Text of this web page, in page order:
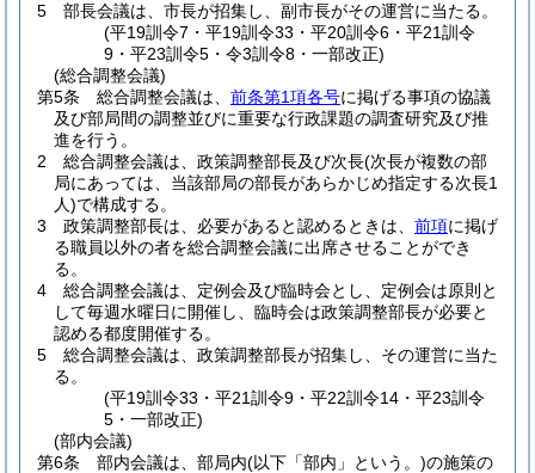
5
部長会議は、市長が招集し、副市長がその運営に当たる。
(平19訓令7・平19訓令33・平20訓令6・平21訓令
9・平23訓令5・令3訓令8・一部改正)
(総合調整会議)
第5条
総合調整会議は、 前条第1項各号に掲げる事項の協議
及び部局間の調整並びに重要な行政課題の調査研究及び推
進を行う。
2
総合調整会議は、政策調整部長及び次長(次長が複数の部
局にあっては、当該部局の部長があらかじめ指定する次長1
人)で構成する。
3
政策調整部長は、必要があると認めるときは、 前項に掲げ
る職員以外の者を総合調整会議に出席させることができ
る。
4
総合調整会議は、定例会及び臨時会とし、定例会は原則と
して毎週水曜日に開催し、臨時会は政策調整部長が必要と
認める都度開催する。
5
総合調整会議は、政策調整部長が招集し、その運営に当た
る。
(平19訓令33・平21訓令9・平22訓令14・平23訓令
5・一部改正)
(部内会議)
第6条
部内会議は、部局内(以下「部内」という。)の施策の